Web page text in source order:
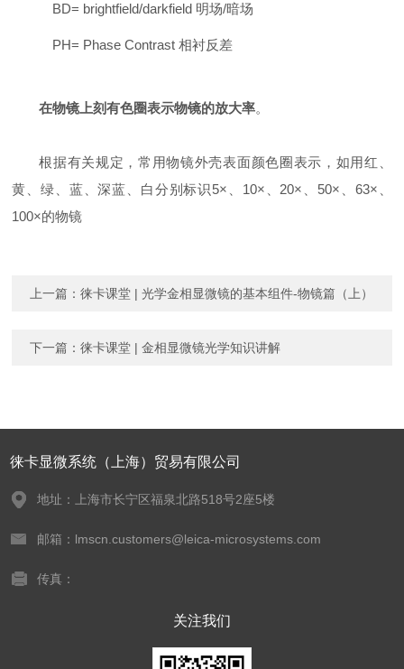
BD= brightfield/darkfield 明场/暗场
PH= Phase Contrast 相衬反差
在物镜上刻有色圈表示物镜的放大率。
根据有关规定，常用物镜外壳表面颜色圈表示，如用红、
黄、绿、蓝、深蓝、白分别标识5×、10×、20×、50×、63×、
100×的物镜
上一篇：徕卡课堂 | 光学金相显微镜的基本组件-物镜篇（上）
下一篇：徕卡课堂 | 金相显微镜光学知识讲解
徕卡显微系统（上海）贸易有限公司
地址：上海市长宁区福泉北路518号2座5楼
邮箱：lmscn.customers@leica-microsystems.com
传真：
关注我们